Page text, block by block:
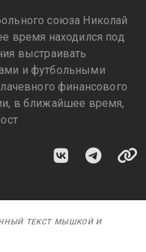
союза Николай
время находился под
выстраивать
и футбольными
финансового
в ближайшее время,
ТЕКСТ МЫШКОЙ И